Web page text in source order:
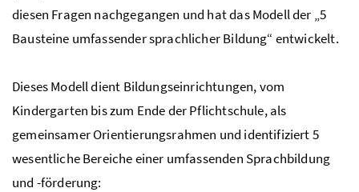
diesen Fragen nachgegangen und hat das Modell der „5
Bausteine umfassender sprachlicher Bildung“ entwickelt.
Dieses Modell dient Bildungseinrichtungen, vom
Kindergarten bis zum Ende der Pflichtschule, als
gemeinsamer Orientierungsrahmen und identifiziert 5
wesentliche Bereiche einer umfassenden Sprachbildung
und -förderung: